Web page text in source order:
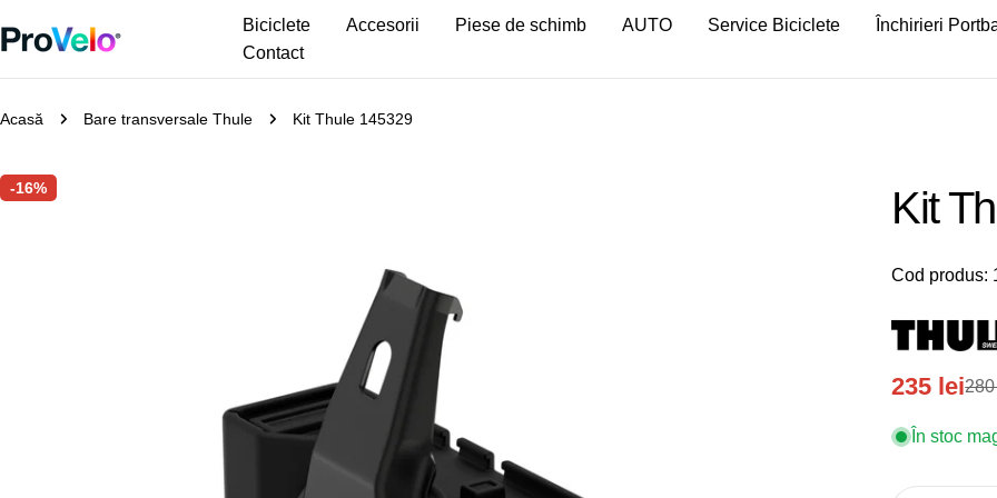
la
Biciclete Accesorii Piese de schimb AUTO Service Biciclete Închirieri
Contact
Acasă Bare transversale Thule Kit Thule 145329
-16%
Treceți
la
media 0 în mod modal
Kit
Cod produs:
Preț
de
235 lei
Preț
obișnuit
În stoc